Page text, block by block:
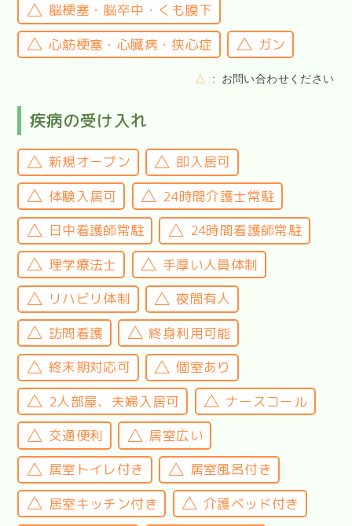
脳梗塞・脳卒中・くも膜下
心筋梗塞・心臓病・狭心症
ガン
△ お問い合わせください
疾病の受け入れ
新規オープン
即入居可
体験入居可
24時間介護士常駐
日中看護師常駐
24時間看護師常駐
理学療法士
手厚い人員体制
リハビリ体制
夜間有人
訪問看護
終身利用可能
終末期対応可
個室あり
2人部屋、夫婦入居可
ナースコール
交通便利
居室広い
居室トイレ付き
居室風呂付き
居室キッチン付き
介護ベッド付き